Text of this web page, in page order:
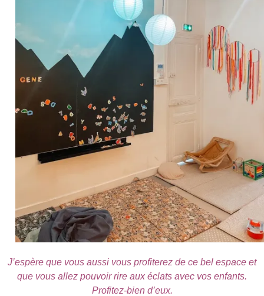
J’espère que vous aussi vous profiterez de ce bel espace et
que vous allez pouvoir rire aux éclats avec vos enfants.
Profitez-bien d’eux.